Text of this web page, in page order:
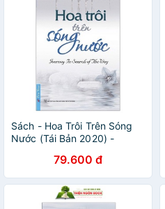
Sách - Hoa Trôi Trên Sóng
Nước (Tái Bản 2020) -
79.600 đ